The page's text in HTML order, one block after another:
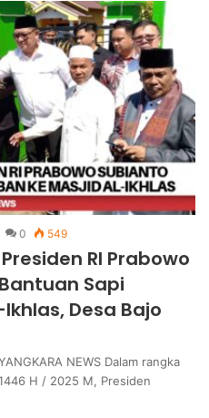
0 549
RI Prabowo
Sapi
Desa Bajo
NEWS Dalam rangka
H / 2025 M, Presiden